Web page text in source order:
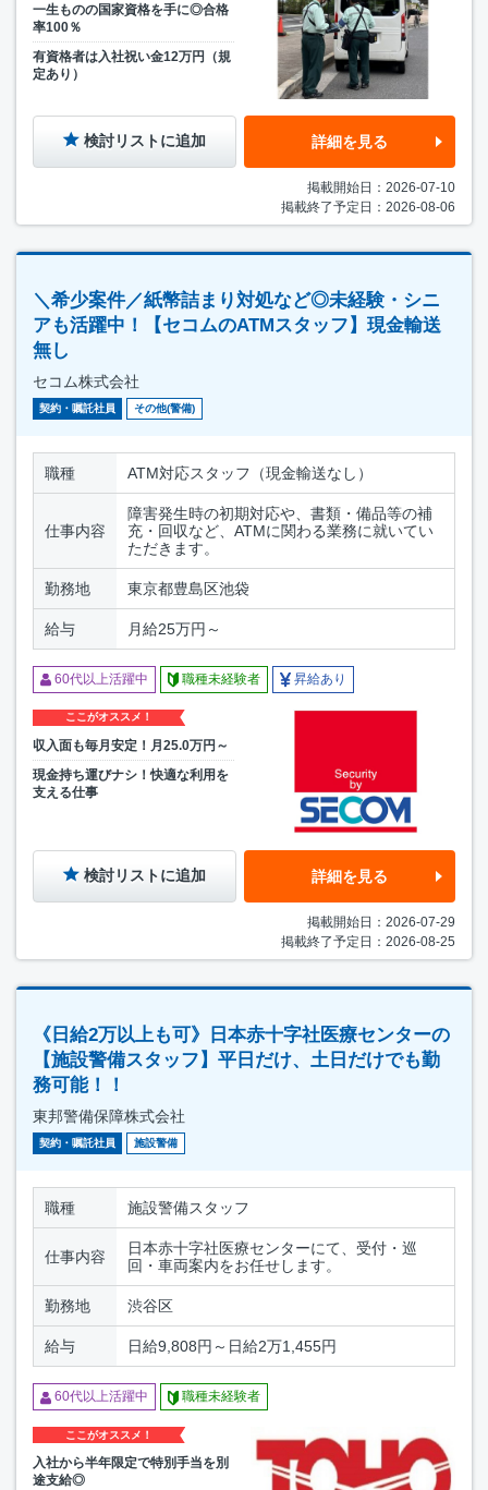
一生ものの国家資格を手に◎合格
率100％
有資格者は入社祝い金12万円（規
定あり）
検討リストに追加 詳細を見る
掲載開始日：2026-07-10
掲載終了予定日：2026-08-06
＼希少案件／紙幣詰まり対処など◎未経験・シニ
アも活躍中！【セコムのATMスタッフ】現金輸送
無し
セコム株式会社
契約・嘱託社員 その他(警備)
職種 ATM対応スタッフ（現金輸送なし）
仕事内容
障害発生時の初期対応や、書類・備品等の補
充・回収など、ATMに関わる業務に就いてい
ただきます。
勤務地 東京都豊島区池袋
給与 月給25万円～
60代以上活躍中 職種未経験者 昇給あり
ここがオススメ！
収入面も毎月安定！月25.0万円～
現金持ち運びナシ！快適な利用を
支える仕事
検討リストに追加 詳細を見る
掲載開始日：2026-07-29
掲載終了予定日：2026-08-25
《日給2万以上も可》日本赤十字社医療センターの
【施設警備スタッフ】平日だけ、土日だけでも勤
務可能！！
東邦警備保障株式会社
契約・嘱託社員 施設警備
職種 施設警備スタッフ
仕事内容
日本赤十字社医療センターにて、受付・巡
回・車両案内をお任せします。
勤務地 渋谷区
給与 日給9,808円～日給2万1,455円
60代以上活躍中 職種未経験者
ここがオススメ！
入社から半年限定で特別手当を別
途支給◎